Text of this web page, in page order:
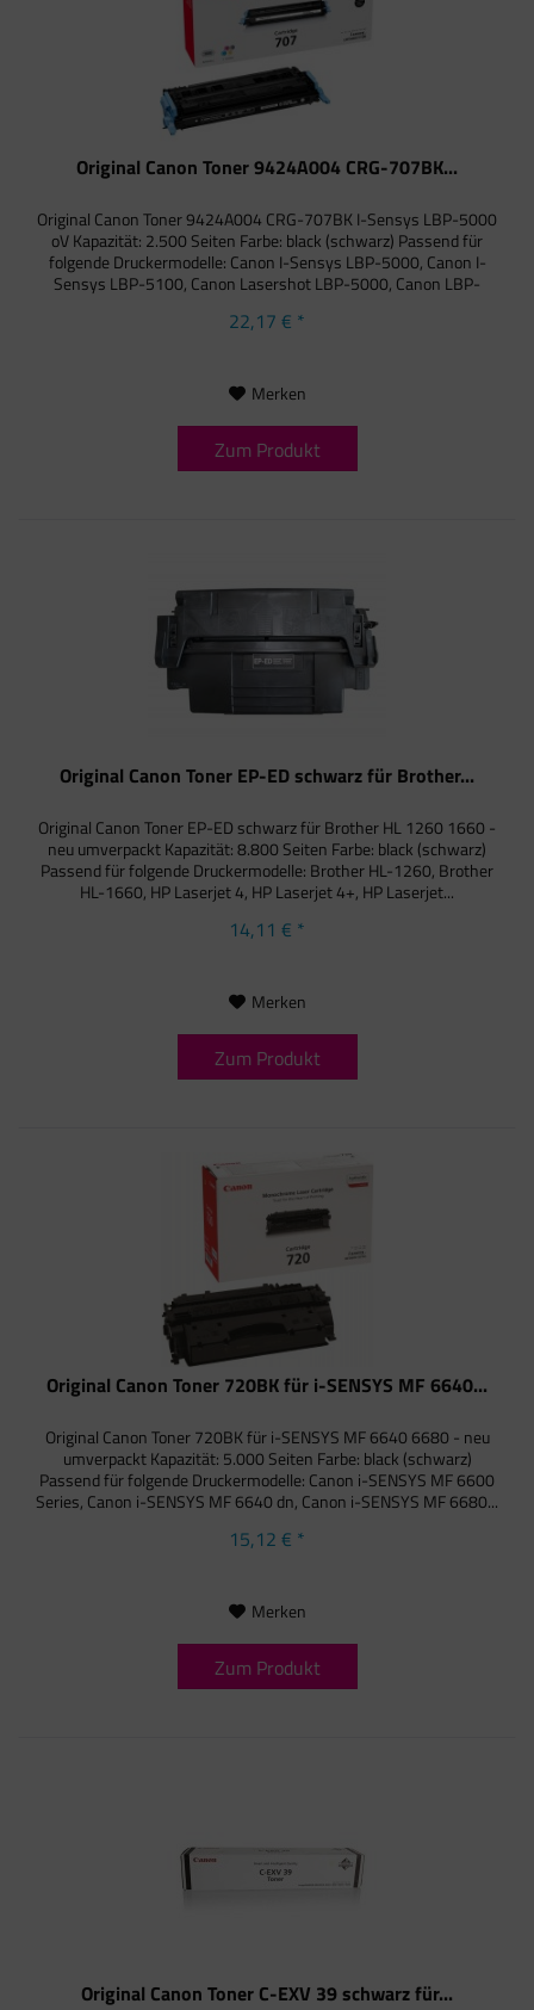
Original Canon Toner 9424A004 CRG-707BK...
Original Canon Toner 9424A004 CRG-707BK I-Sensys LBP-5000
oV Kapazität: 2.500 Seiten Farbe: black (schwarz) Passend für
folgende Druckermodelle: Canon I-Sensys LBP-5000, Canon I-
Sensys LBP-5100, Canon Lasershot LBP-5000, Canon LBP-
22,17 € *
Merken
Zum Produkt
Original Canon Toner EP-ED schwarz für Brother...
Original Canon Toner EP-ED schwarz für Brother HL 1260 1660 -
neu umverpackt Kapazität: 8.800 Seiten Farbe: black (schwarz)
Passend für folgende Druckermodelle: Brother HL-1260, Brother
HL-1660, HP Laserjet 4, HP Laserjet 4+, HP Laserjet...
14,11 € *
Merken
Zum Produkt
Original Canon Toner 720BK für i-SENSYS MF 6640...
Original Canon Toner 720BK für i-SENSYS MF 6640 6680 - neu
umverpackt Kapazität: 5.000 Seiten Farbe: black (schwarz)
Passend für folgende Druckermodelle: Canon i-SENSYS MF 6600
Series, Canon i-SENSYS MF 6640 dn, Canon i-SENSYS MF 6680...
15,12 € *
Merken
Zum Produkt
Original Canon Toner C-EXV 39 schwarz für...